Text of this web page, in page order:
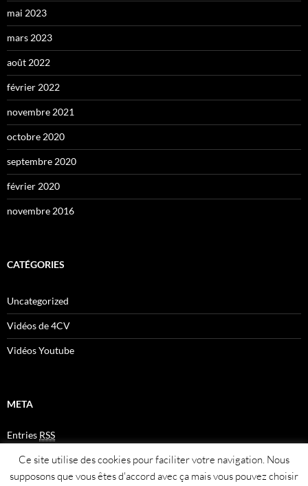
mai 2023
mars 2023
août 2022
février 2022
novembre 2021
octobre 2020
septembre 2020
février 2020
novembre 2016
CATÉGORIES
Uncategorized
Vidéos de 4CV
Vidéos Youtube
META
Entries RSS
CommentsRSS
Plan du site
Ce site utilise des cookies pour faciliter votre navigation. Nous
supposons que vous êtes d'accord avec ça mais vous pouvez choisir